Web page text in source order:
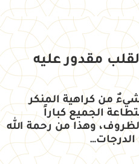
مقدور عليه
من كراهية المنكر
الجميع كباراً
وهذا من رحمة الله
الدرجات…